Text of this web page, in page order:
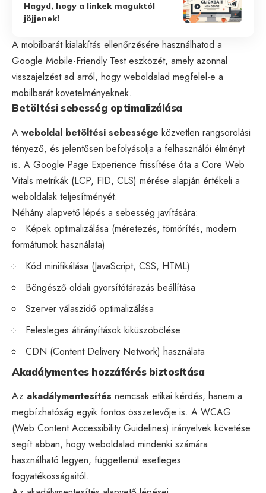
Hagyd, hogy a linkek maguktól
jöjjenek!
A mobilbarát kialakítás ellenőrzésére használhatod a
Google Mobile-Friendly Test eszközét, amely azonnal
visszajelzést ad arról, hogy weboldalad megfelel-e a
mobilbarát követelményeknek.
Betöltési sebesség optimalizálása
A weboldal betöltési sebessége közvetlen rangsorolási
tényező, és jelentősen befolyásolja a felhasználói élményt
is. A Google Page Experience frissítése óta a Core Web
Vitals metrikák (LCP, FID, CLS) mérése alapján értékeli a
weboldalak teljesítményét.
Néhány alapvető lépés a sebesség javítására:
Képek optimalizálása (méretezés, tömörítés, modern
formátumok használata)
Kód minifikálása (JavaScript, CSS, HTML)
Böngésző oldali gyorsítótárazás beállítása
Szerver válaszidő optimalizálása
Felesleges átirányítások kiküszöbölése
CDN (Content Delivery Network) használata
Akadálymentes hozzáférés biztosítása
Az akadálymentesítés nemcsak etikai kérdés, hanem a
megbízhatóság egyik fontos összetevője is. A WCAG
(Web Content Accessibility Guidelines) irányelvek követése
segít abban, hogy weboldalad mindenki számára
használható legyen, függetlenül esetleges
fogyatékosságaitól.